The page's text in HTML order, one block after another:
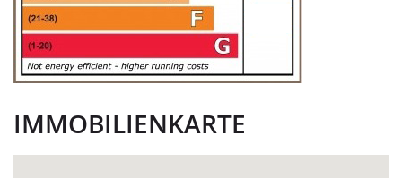
IMMOBILIENKARTE